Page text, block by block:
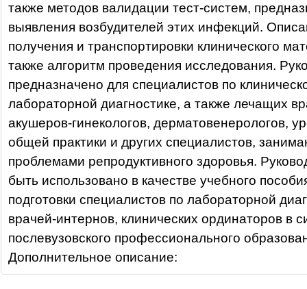
также методов валидации тест-систем,
выявления возбудителей этих инфекций.
получения и транспортировки клинического
также алгоритм проведения исследования.
предназначено для специалистов по
лабораторной диагностике, а также лечащих
акушеров-гинекологов, дерматовенерологов,
общей практики и других специалистов,
проблемами репродуктивного здоровья.
быть использовано в качестве учебного
подготовки специалистов по лабораторной
врачей-интернов, клинических ординаторов в
послевузовского профессионального
Дополнительное описание: